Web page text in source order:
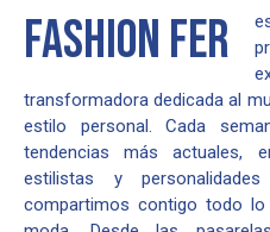
FASHION FER
transformadora dedicada al
estilo personal. Cada
tendencias más actuales,
estilistas y
compartimos contigo todo